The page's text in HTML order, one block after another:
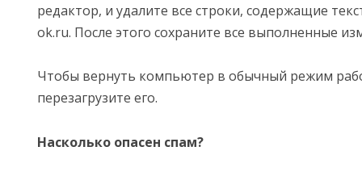
редактор, и удалите все строки, содержащие
ok.ru. После этого сохраните все выполненные
Чтобы вернуть компьютер в обычный режим
перезагрузите его.
Насколько опасен спам?